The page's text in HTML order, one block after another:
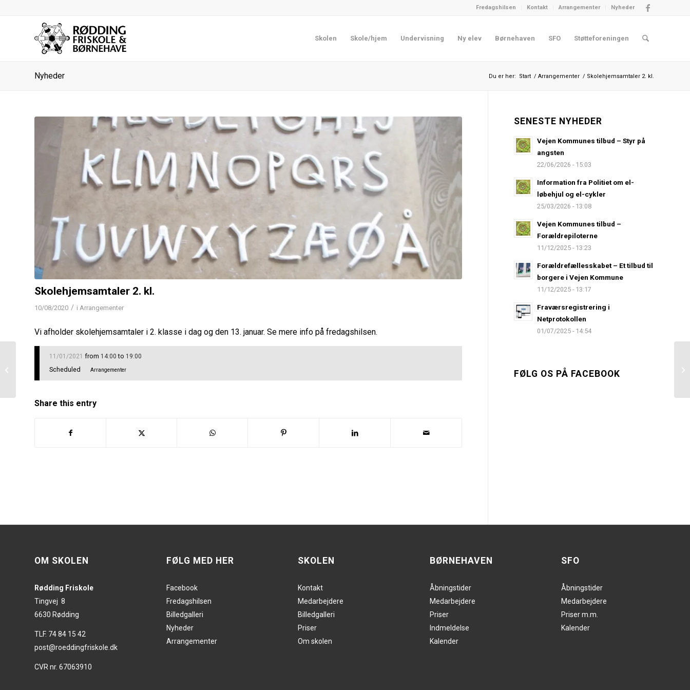
Fredagshilsen Kontakt Arrangementer Nyheder
Skolen Skole/hjem Undervisning Ny elev Børnehaven SFO Støtteforeningen
Nyheder Du er her: Start / Arrangementer / Skolehjemsamtaler 2. kl.
Skolehjemsamtaler 2. kl.
10/08/2020 / i Arrangementer
Vi afholder skolehjemsamtaler i 2. klasse i dag og den 13. januar. Se mere info på fredagshilsen.
11/01/2021 from 14:00 to 19:00
Scheduled Arrangementer
Share this entry
SENESTE NYHEDER
Vejen Kommunes tilbud – Styr på
angsten
22/06/2026 - 15:03
Information fra Politiet om el-
løbehjul og el-cykler
25/03/2026 - 13:08
Vejen Kommunes tilbud –
Forældrepiloterne
11/12/2025 - 13:23
Forældrefællesskabet – Et tilbud til
borgere i Vejen Kommune
11/12/2025 - 13:17
Fraværsregistrering i
Netprotokollen
01/07/2025 - 14:54
FØLG OS PÅ FACEBOOK
OM SKOLEN
Rødding Friskole
Tingvej 8
6630 Rødding
TLF. 74 84 15 42
post@roeddingfriskole.dk
CVR nr. 67063910
FØLG MED HER
Facebook
Fredagshilsen
Billedgalleri
Nyheder
Arrangementer
SKOLEN
Kontakt
Medarbejdere
Billedgalleri
Priser
Om skolen
BØRNEHAVEN
Åbningstider
Medarbejdere
Priser
Indmeldelse
Kalender
SFO
Åbningstider
Medarbejdere
Priser m.m.
Kalender
Skolehjemsamtaler 9. kl.